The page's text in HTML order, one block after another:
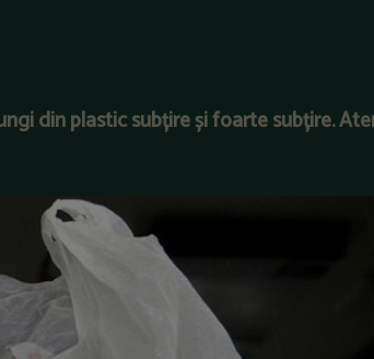
din plastic subțire și foarte subțire.